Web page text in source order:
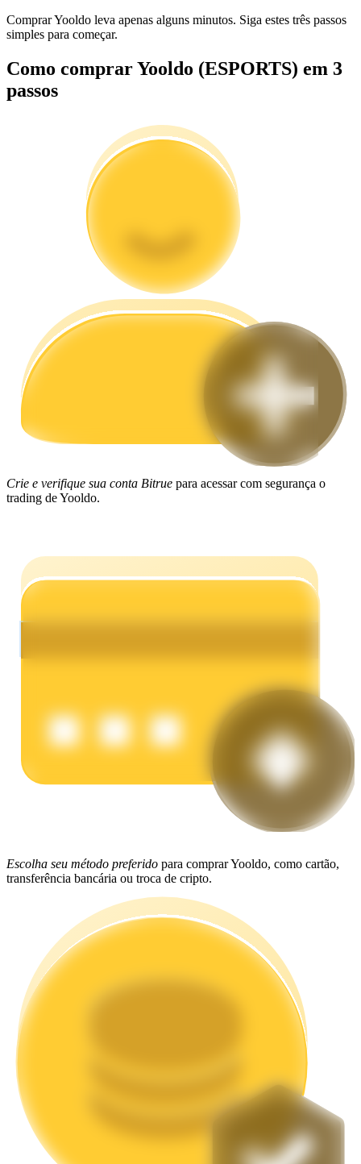
Guia para iniciantes em futuros
Estratégias de negociação
Aprenda como se manter lucrativo
Altos retornos e acesso instantâneo
Comprar Yooldo leva apenas alguns minutos. Siga estes três passos
simples para começar.
Como comprar Yooldo (ESPORTS) em 3
passos
Crie e verifique sua conta Bitrue para acessar com segurança o
trading de Yooldo.
Escolha seu método preferido para comprar Yooldo, como cartão,
transferência bancária ou troca de cripto.